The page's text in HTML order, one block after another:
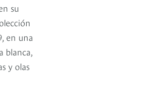
su
en una
blanca,
y olas